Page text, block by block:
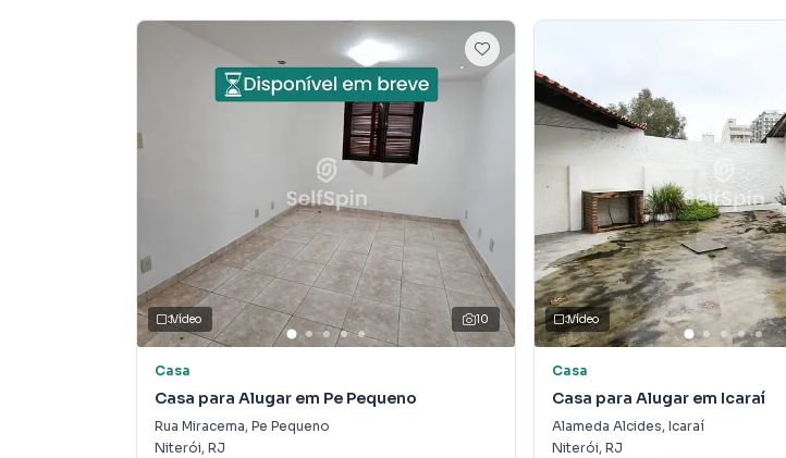
10
Vídeo
Casa
Casa para Alugar em Pe Pequeno
Rua Miracema, Pe Pequeno
Niterói, RJ
Vídeo
Casa
Casa para Alugar em Icaraí
Alameda Alcides, Icaraí
Niterói, RJ